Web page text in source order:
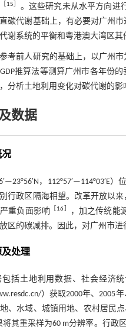
15
。这些研究未从水平方向进
碳代谢基础上，有必要对广州
谢系统的平衡和粤港澳大湾区其
考前人研究的基础上，以广州
推算法等测算广州市各年份
分析土地利用变化对碳代谢的
数据
况
，
行政区隔海相望。改革开放以
重负面影响
16
，加之传统能
区的碳减排。因此，对广州市
及处理
括土地利用数据、社会经济
）获取2000年、2005
、水域、城镇用地、农村居民
将其重采样为60 m分辨率。行政